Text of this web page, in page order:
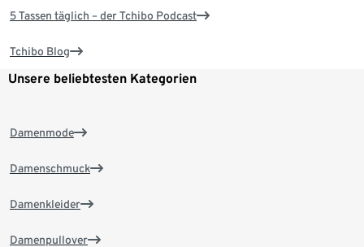
5 Tassen täglich – der Tchibo Podcast
Tchibo Blog
Unsere beliebtesten Kategorien
Damenmode
Damenschmuck
Damenkleider
Damenpullover